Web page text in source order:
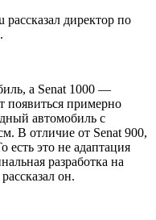
директор по
а Senat 1000 —
появиться примерно
автомобиль с
В отличие от Senat 900,
есть это не адаптация
разработка на
он.